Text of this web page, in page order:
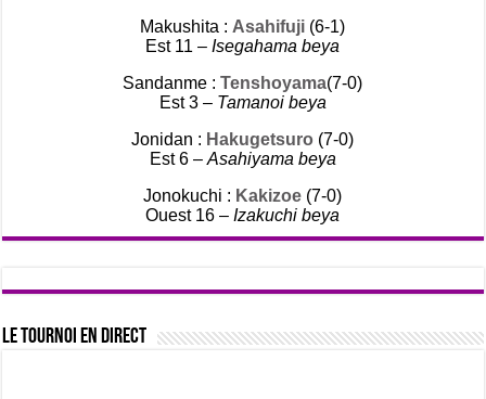
Makushita : Asahifuji (6-1)
Est 11 –Isegahama beya
Sandanme :Tenshoyama(7-0)
Est 3 – Tamanoi beya
Jonidan : Hakugetsuro (7-0)
Est 6 – Asahiyama beya
Jonokuchi : Kakizoe (7-0)
Ouest 16 –Izakuchi beya
Le tournoi en direct